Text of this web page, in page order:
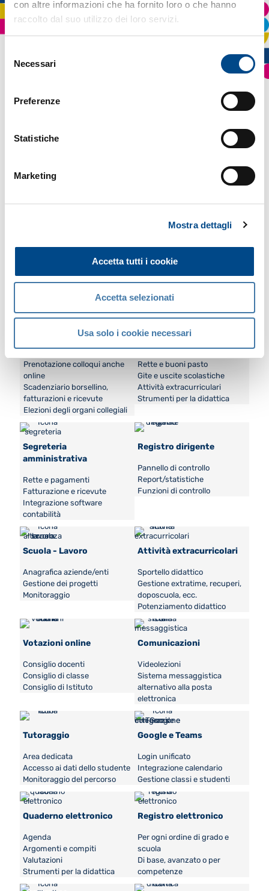
con altre informazioni che ha fornito loro o che hanno
raccolto dal suo utilizzo dei loro servizi.
delNecessari
Preferenze
Statistiche
Marketing
Mostra dettagli
Accetta tutti i cookie
Accetta selezionati
Usa solo i cookie necessari
semplice, sicura e completa.
che possiamo elencare e siamo
Raccolta dati online
genitore
Prenotazione colloquio
Gestione presenze e menù
Consumo buoni pasto
Prenotazione colloqui anche
online
Scadenziario borsellino,
fatturazioni e ricevute
Elezioni degli organi collegiali
Rette e buoni pasto
Gite e uscite scolastiche
Attività extracurriculari
Strumenti per la didattica
Segreteria
amministrativa
Rette e pagamenti
Fatturazione e ricevute
Integrazione software
contabilità
Registro dirigente
Pannello di controllo
Report/statistiche
Funzioni di controllo
Scuola - Lavoro
Anagrafica aziende/enti
Gestione dei progetti
Monitoraggio
Attività extracurricolari
Sportello didattico
Gestione extratime, recuperi,
doposcuola, ecc.
Potenziamento didattico
Votazioni online
Consiglio docenti
Consiglio di classe
Consiglio di Istituto
Comunicazioni
Videolezioni
Sistema messaggistica
alternativo alla posta
elettronica
Tutoraggio
Area dedicata
Accesso ai dati dello studente
Monitoraggio del percorso
Google e Teams
Login unificato
Integrazione calendario
Gestione classi e studenti
Quaderno elettronico
Agenda
Argomenti e compiti
Valutazioni
Strumenti per la didattica
Registro elettronico
Per ogni ordine di grado e
scuola
Di base, avanzato o per
competenze